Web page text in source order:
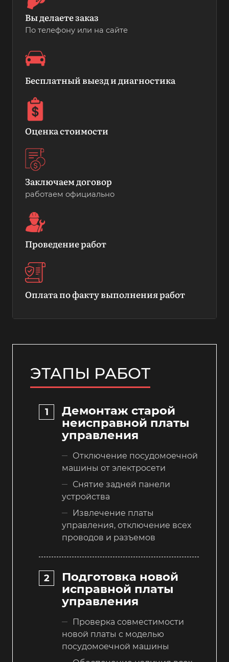
Вы делаете заказ
По телефону или на сайте
Бесплатный выезд и диагностика
Оценка стоимости
Заключаем договор
работаем официально
Проведение работ
Оплата по факту выполнения работ
ЭТАПЫ РАБОТ
Демонтаж старой
неисправной платы
управления
Отключение посудомоечной
машины от электросети
Снятие задней панели
устройства
Извлечение платы
управления, отключение всех
проводов и разъемов
Подготовка новой
исправной платы
управления
Проверка совместимости
новой платы с моделью
посудомоечной машины